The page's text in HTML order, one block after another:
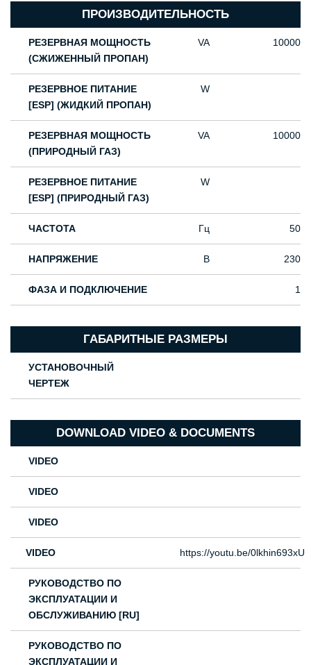
ПРОИЗВОДИТЕЛЬНОСТЬ
РЕЗЕРВНАЯ МОЩНОСТЬ
(СЖИЖЕННЫЙ ПРОПАН)
VA 10000
РЕЗЕРВНОЕ ПИТАНИЕ
[ESP] (ЖИДКИЙ ПРОПАН)
W
РЕЗЕРВНАЯ МОЩНОСТЬ
(ПРИРОДНЫЙ ГАЗ)
VA 10000
РЕЗЕРВНОЕ ПИТАНИЕ
[ESP] (ПРИРОДНЫЙ ГАЗ)
W
ЧАСТОТА Гц 50
НАПРЯЖЕНИЕ В 230
ФАЗА И ПОДКЛЮЧЕНИЕ 1
ГАБАРИТНЫЕ РАЗМЕРЫ
УСТАНОВОЧНЫЙ
ЧЕРТЕЖ
DOWNLOAD VIDEO & DOCUMENTS
VIDEO
VIDEO
VIDEO
VIDEO https://youtu.be/0lkhin693xU
РУКОВОДСТВО ПО
ЭКСПЛУАТАЦИИ И
ОБСЛУЖИВАНИЮ [RU]
РУКОВОДСТВО ПО
ЭКСПЛУАТАЦИИ И